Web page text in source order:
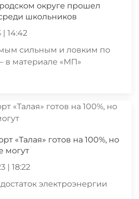
округе прошел
школьников
14:42
сильным и ловким по
в материале «МП»
«Талая» готов на 100%, но
могут
| 18:22
электроэнергии